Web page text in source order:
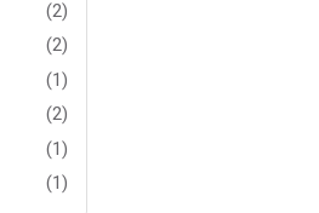
(2)
(2)
(1)
(2)
(1)
(1)